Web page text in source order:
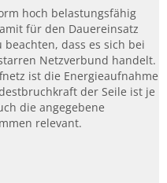
hoch belastungsfähig
für den Dauereinsatz
dass es sich bei
Netzverbund handelt.
ist die Energieaufnahme
der Seile ist je
die angegebene
relevant.